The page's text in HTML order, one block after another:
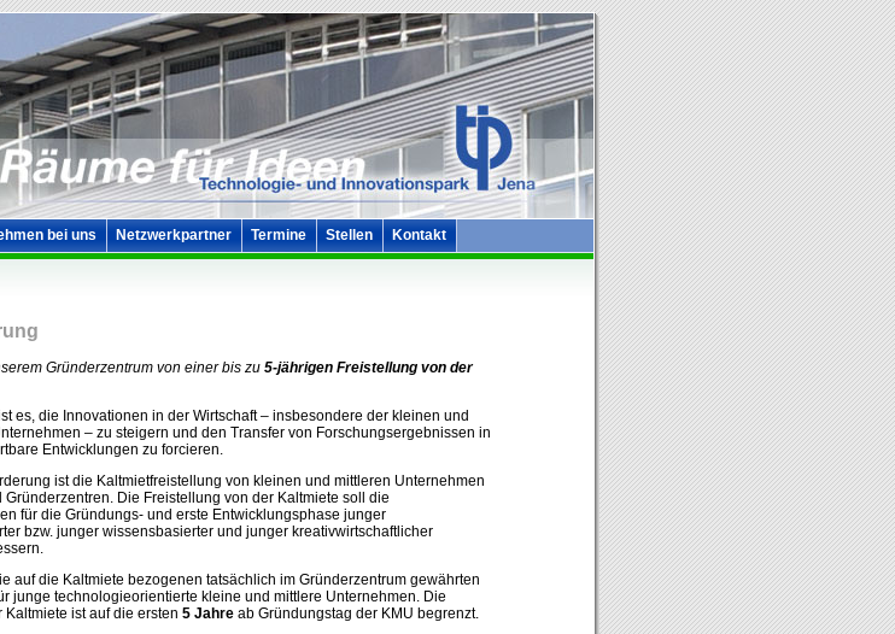
bei uns Netzwerkpartner Termine Stellen Kontakt
Gründerzentrum von einer bis zu 5-jährigen Freistellung von der
es, die Innovationen in der Wirtschaft – insbesondere der kleinen und
– zu steigern und den Transfer von Forschungsergebnissen in
Entwicklungen zu forcieren.
ist die Kaltmietfreistellung von kleinen und mittleren Unternehmen
Gründerzentren. Die Freistellung von der Kaltmiete soll die
für die Gründungs- und erste Entwicklungsphase junger
bzw. junger wissensbasierter und junger kreativwirtschaftlicher
auf die Kaltmiete bezogenen tatsächlich im Gründerzentrum gewährten
junge technologieorientierte kleine und mittlere Unternehmen. Die
ist auf die ersten 5 Jahreab Gründungstag der KMU begrenzt.